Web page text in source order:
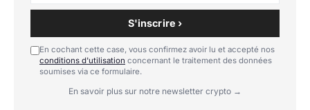
S'inscrire ›
En cochant cette case, vous confirmez avoir lu et accepté nos
conditions d'utilisation concernant le traitement des données
soumises via ce formulaire.
En savoir plus sur notre newsletter crypto →